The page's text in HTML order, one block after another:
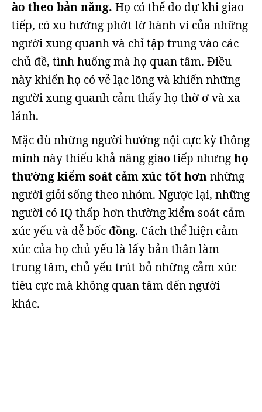
ào theo bản năng. Họ có thể do dự khi giao
tiếp, có xu hướng phớt lờ hành vi của những
người xung quanh và chỉ tập trung vào các
chủ đề, tình huống mà họ quan tâm. Điều
này khiến họ có vẻ lạc lõng và khiến những
người xung quanh cảm thấy họ thờ ơ và xa
lánh.
Mặc dù những người hướng nội cực kỳ thông
minh này thiếu khả năng giao tiếp nhưnghọ
thường kiểm soát cảm xúc tốt hơnnhững
người giỏi sống theo nhóm. Ngược lại, những
người có IQ thấp hơn thường kiểm soát cảm
xúc yếu và dễ bốc đồng. Cách thể hiện cảm
xúc của họ chủ yếu là lấy bản thân làm
trung tâm, chủ yếu trút bỏ những cảm xúc
tiêu cực mà không quan tâm đến người
khác.